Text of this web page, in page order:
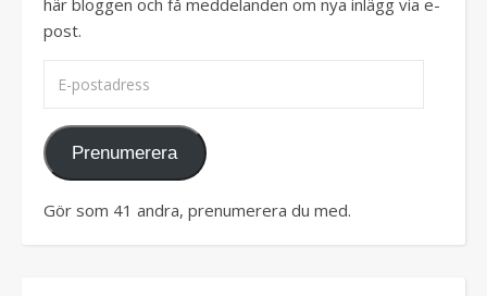
här bloggen och få meddelanden om nya inlägg via e-
post.
Prenumerera
Gör som 41 andra, prenumerera du med.